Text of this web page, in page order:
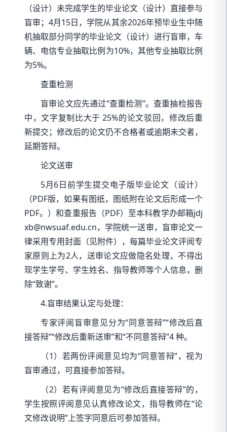
（设计）未完成学生的毕业论文（设计）直接参与
盲审；4月15日，学院从其余2026年预毕业生中随
机抽取部分同学的毕业论文（设计）进行盲审，车
辆、电信专业抽取比例为10%，其他专业抽取比例
为5%。
查重检测
盲审论文应先通过“查重检测”。查重抽检报告
中，文字复制比大于 25%的论文驳回，修改后重
新提交；修改后的论文仍不合格者或逾期未交者，
延期答辩。
论文送审
5月6日前学生提交电子版毕业论文（设计）
（PDF版，如果有图纸，图纸附在论文后形成一个
PDF。）和查重报告（PDF）至本科教学办邮箱jdj
xb@nwsuaf.edu.cn，学院统一送审，盲审论文一
律采用专用封面（见附件），每篇毕业论文评阅专
家原则上为2人，送审论文应做隐名处理，不得出
现学生学号、学生姓名、指导教师等个人信息，删
除“致谢”。
4.盲审结果认定与处理：
专家评阅盲审意见分为“同意答辩”“修改后直
接答辩”“修改后重新送审”和“不同意答辩”4 种。
（1）若两份评阅意见均为“同意答辩”，视为
盲审通过，可直接参加答辩。
（2）若有评阅意见为“修改后直接答辩”的，
学生按照评阅意见认真修改论文，指导教师在“论
文修改说明”上签字同意后可参加答辩。